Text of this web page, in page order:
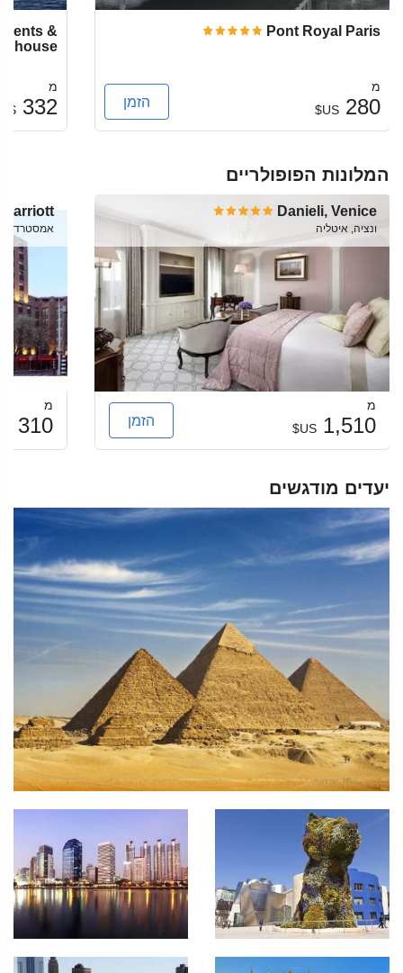
Pont Royal Paris
מ
280
US$ הזמן
&
מ
332
US$
המלונות הפופולריים
Danieli, Venice
ונציה, איטליה
מ
1,510
US$ הזמן
אמסטרדם, Netherlands
מ
310
יעדים מודגשים